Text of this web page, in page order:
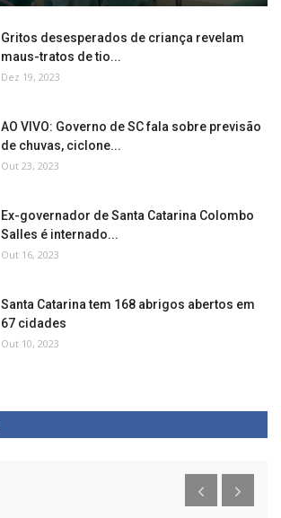
Gritos desesperados de criança revelam
maus-tratos de tio...
Dez 19, 2023
AO VIVO: Governo de SC fala sobre previsão
de chuvas, ciclone...
Out 23, 2023
Ex-governador de Santa Catarina Colombo
Salles é internado...
Out 16, 2023
Santa Catarina tem 168 abrigos abertos em
67 cidades
Out 10, 2023